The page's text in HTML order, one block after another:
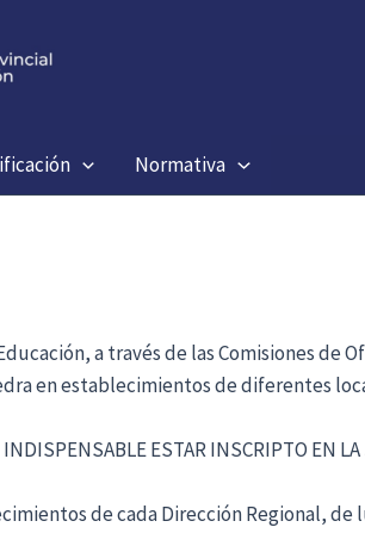
Normativa
a través de las Comisiones
en establecimientos de diferentes
INDISPENSABLE ESTAR INSCRIPTO EN
de cada Dirección Regional, de